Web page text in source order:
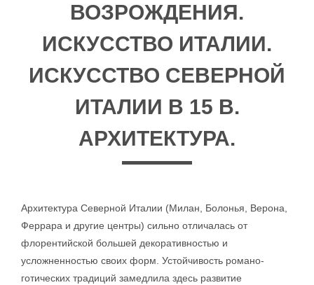
ВОЗРОЖДЕНИЯ.
ИСКУССТВО ИТАЛИИ.
ИСКУССТВО СЕВЕРНОЙ
ИТАЛИИ В 15 В.
АРХИТЕКТУРА.
Архитектура Северной Италии (Милан, Болонья, Верона,
Феррара и другие центры) сильно отличалась от
флорентийской большей декоративностью и
усложненностью своих форм. Устойчивость романо-
готических традиций замедлила здесь развитие